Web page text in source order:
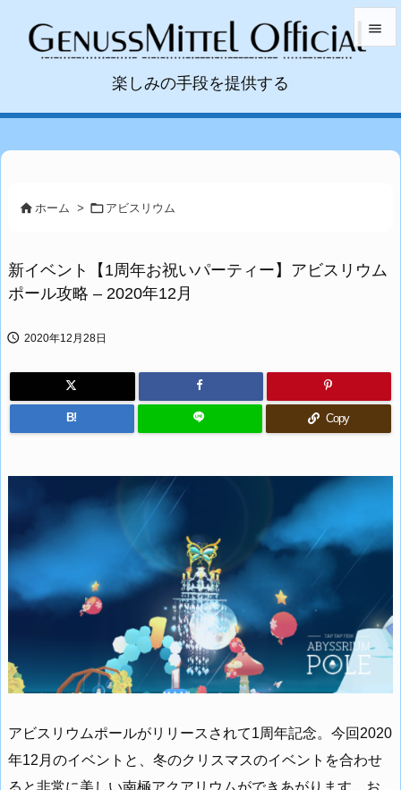
楽しみの手段を提供する


検索
 ホーム >  アビスリウム
新イベント【1周年お祝いパーティー】アビスリウム
ポール攻略 – 2020年12月
 2020年12月28日
B! Copy
アビスリウムポールがリリースされて1周年記念。今回2020
年12月のイベントと、冬のクリスマスのイベントを合わせ
ると非常に美しい南極アクアリウムができあがります。お